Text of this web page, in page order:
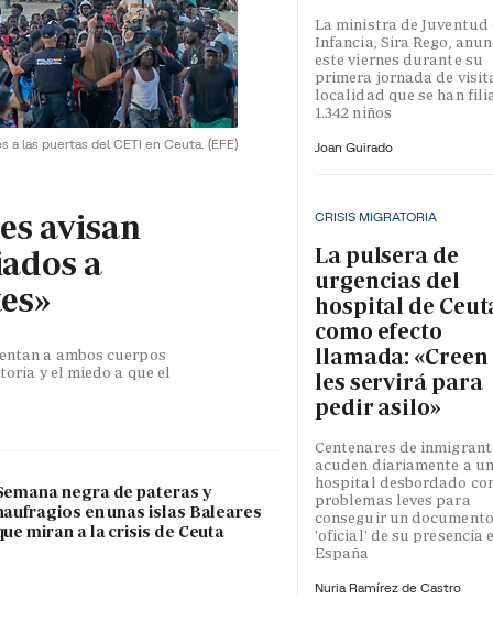
a las puertas del CETI en Ceuta. (EFE)
avisan
a
a ambos cuerpos
y el miedo a que el
negra de pateras y
en unas islas Baleares
miran a la crisis de Ceuta
La ministra de Juventud
Infancia, Sira Rego,
este viernes durante su
primera jornada de
localidad que se han
1.342 niños
Joan Guirado
CRISIS MIGRATORIA
La pulsera de
urgencias del
hospital de
como efecto
llamada: «Creen
les servirá para
pedir asilo»
Centenares de
acuden diariamente a un
hospital desbordado
problemas leves para
conseguir un documento
'oficial' de su presencia
España
Nuria Ramírez de Castro